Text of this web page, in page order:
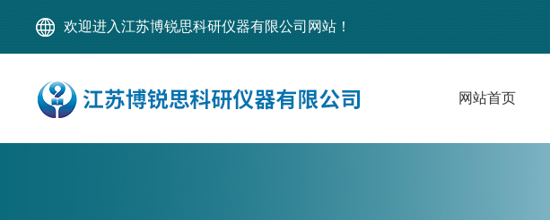
欢迎进入江苏博锐思科研仪器有限公司网站！
网站首页